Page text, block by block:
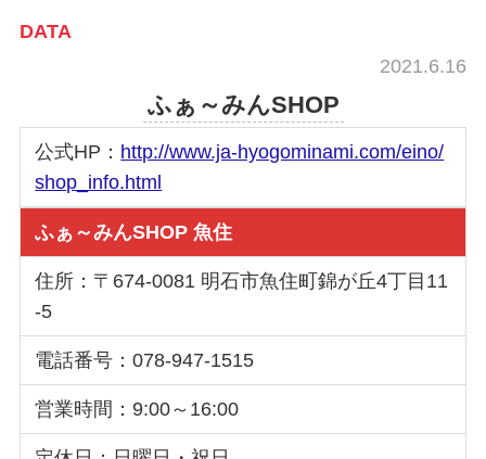
DATA
2021.6.16
ふぁ～みんSHOP
公式HP： http://www.ja-hyogominami.com/eino/
shop_info.html
ふぁ～みんSHOP 魚住
住所：〒674-0081 明石市魚住町錦が丘4丁目11
-5
電話番号：078-947-1515
営業時間：9:00～16:00